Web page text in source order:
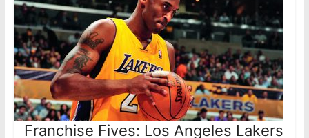
Franchise Fives: Los Angeles Lakers